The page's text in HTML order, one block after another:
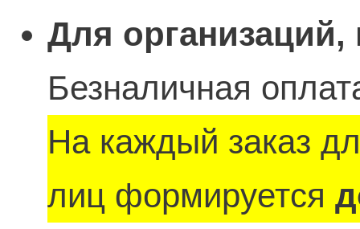
Для
Безналичная
На каждый заказ
лиц формируется